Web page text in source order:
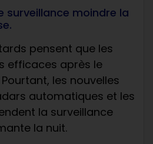
surveillance moindre la
pensent que les
efficaces après le
les nouvelles
automatiques et les
la surveillance
la nuit.